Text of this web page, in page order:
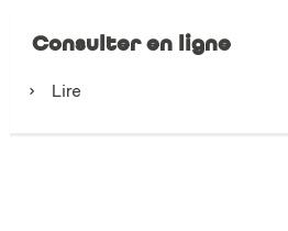
Consulter en ligne
Lire